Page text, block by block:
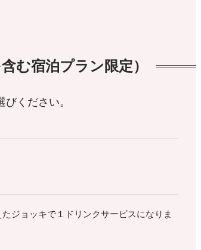
む宿泊プラン限定）
ください。
ジョッキで１ドリンクサービスになりま